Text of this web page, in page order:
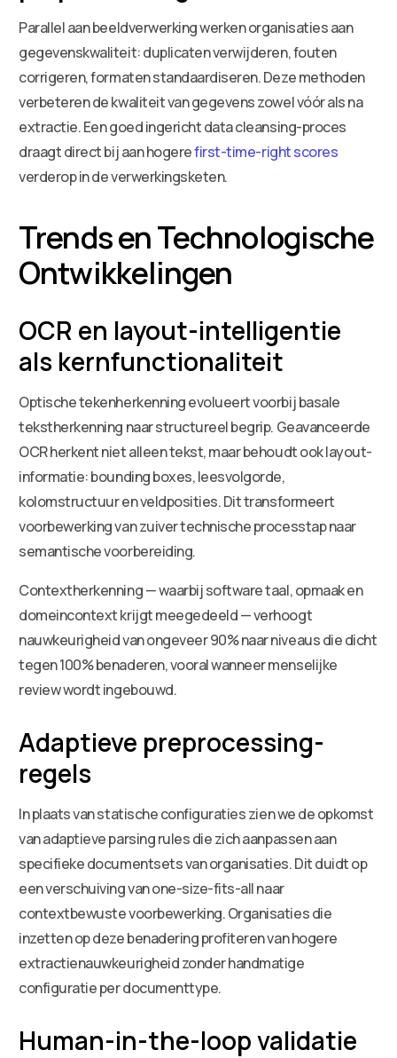
Parallel aan beeldverwerking werken organisaties aan
gegevenskwaliteit: duplicaten verwijderen, fouten
corrigeren, formaten standaardiseren. Deze methoden
verbeteren de kwaliteit van gegevens zowel vóór als na
extractie. Een goed ingericht data cleansing-proces
draagt direct bij aan hogerefirst-time-right scores
verderop in de verwerkingsketen.
Trends en Technologische
Ontwikkelingen
OCR en layout-intelligentie
als kernfunctionaliteit
Optische tekenherkenning evolueert voorbij basale
tekstherkenning naar structureel begrip. Geavanceerde
OCR herkent niet alleen tekst, maar behoudt ook layout-
informatie: bounding boxes, leesvolgorde,
kolomstructuur en veldposities. Dit transformeert
voorbewerking van zuiver technische processtap naar
semantische voorbereiding.
Contextherkenning — waarbij software taal, opmaak en
domeincontext krijgt meegedeeld — verhoogt
nauwkeurigheid van ongeveer 90% naar niveaus die dicht
tegen 100% benaderen, vooral wanneer menselijke
review wordt ingebouwd.
Adaptieve preprocessing-
regels
In plaats van statische configuraties zien we de opkomst
van adaptieve parsing rules die zich aanpassen aan
specifieke documentsets van organisaties. Dit duidt op
een verschuiving van one-size-fits-all naar
contextbewuste voorbewerking. Organisaties die
inzetten op deze benadering profiteren van hogere
extractienauwkeurigheid zonder handmatige
configuratie per documenttype.
Human-in-the-loop validatie